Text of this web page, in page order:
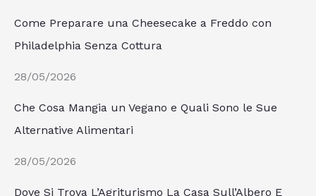
Come Preparare una Cheesecake a Freddo con
Philadelphia Senza Cottura
28/05/2026
Che Cosa Mangia un Vegano e Quali Sono le Sue
Alternative Alimentari
28/05/2026
Dove Si Trova L’Agriturismo La Casa Sull’Albero E